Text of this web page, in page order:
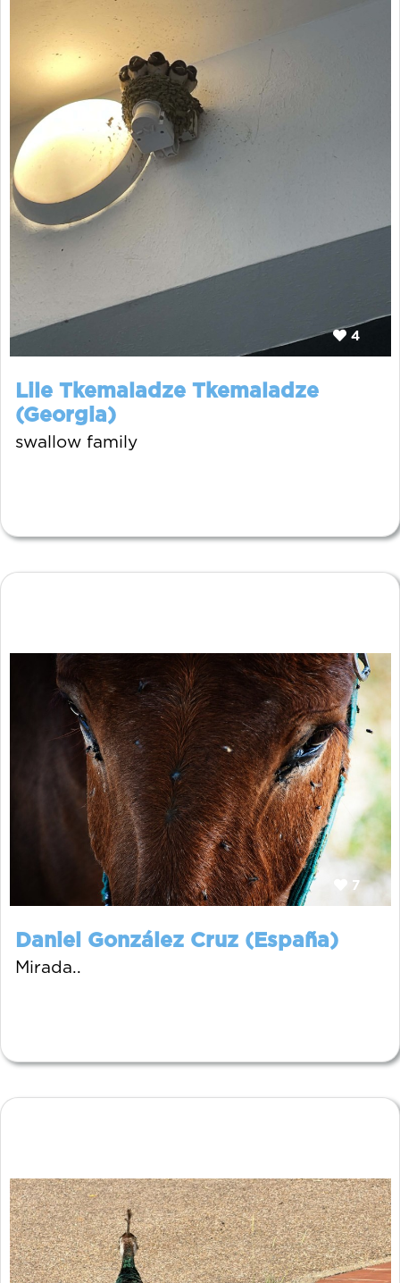
4
Lile Tkemaladze Tkemaladze
(Georgia)
swallow family
7
Daniel González Cruz (España)
Mirada..